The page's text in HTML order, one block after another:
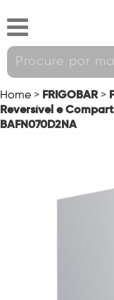
Home > FRIGOBAR >
Reversível e
BAFN070D2NA